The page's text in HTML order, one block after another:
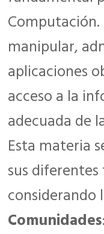
manipular,
aplicaciones
acceso a la
adecuada de
Esta materia
sus
considerando
Comunidades: